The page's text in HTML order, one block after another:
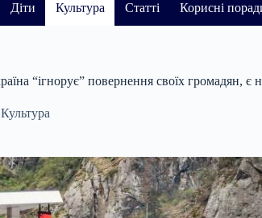
Діти Культура Статті Корисні
“ігнорує” повернення своїх громадян, є
Культура